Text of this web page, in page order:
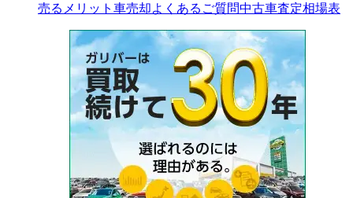
売るメリット 車売却よくあるご質問中古車査定相場表